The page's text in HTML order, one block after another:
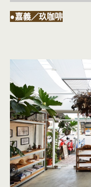
●嘉義／玖咖啡